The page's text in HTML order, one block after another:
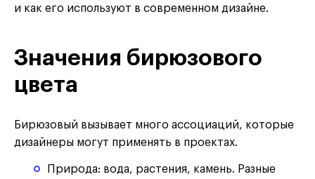
и как его используют в современном дизайне.
Значения бирюзового
цвета
Бирюзовый вызывает много ассоциаций, которые
дизайнеры могут применять в проектах.
Природа: вода, растения, камень. Разные